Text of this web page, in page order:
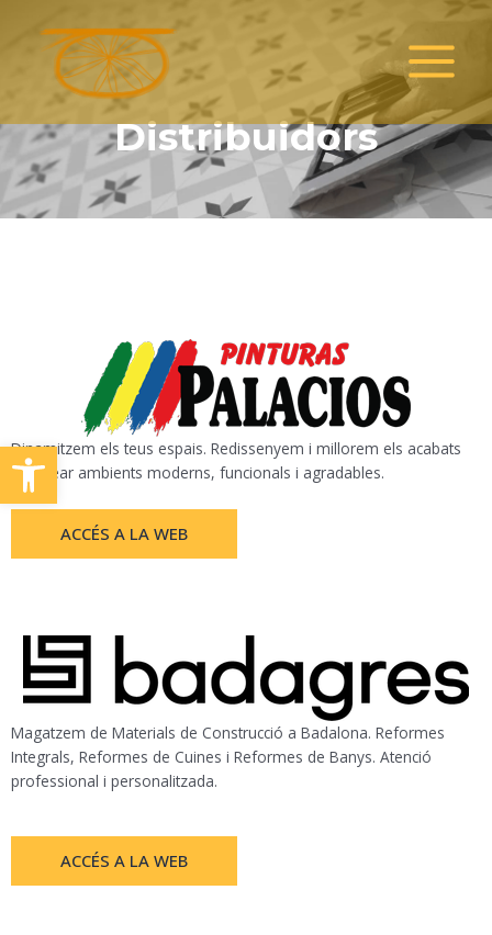
contingut
MAIN
MENU
Distribuidors
Dinamitzem els teus espais. Redissenyem i millorem els acabats
per crear ambients moderns, funcionals i agradables.
ACCÉS A LA WEB
Magatzem de Materials de Construcció a Badalona. Reformes
Integrals, Reformes de Cuines i Reformes de Banys. Atenció
professional i personalitzada.
ACCÉS A LA WEB
Obre la barra d'eines